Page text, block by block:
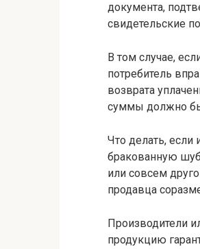
документа,
свидетельские
В том случае,
потребитель
возврата
суммы должно
Что делать, если
бракованную
или совсем
продавца
Производители
продукцию